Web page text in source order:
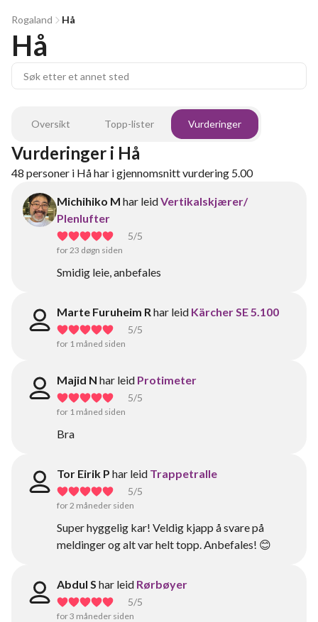
Rogaland Hå
Hå
Oversikt Topp-lister Vurderinger
Vurderinger i Hå
48 personer i Håhar i gjennomsnitt vurdering 5.00
Michihiko M har leidVertikalskjærer/
Plenlufter
5/5
for 23 døgn siden
Smidig leie, anbefales
Marte Furuheim Rhar leid Kärcher SE 5.100
5/5
for 1 måned siden
Majid N har leid Protimeter
5/5
for 1 måned siden
Bra
Tor Eirik P har leid Trappetralle
5/5
for 2 måneder siden
Super hyggelig kar! Veldig kjapp å svare på
meldinger og alt var helt topp. Anbefales! 😊
Abdul S har leid Rørbøyer
5/5
for 3 måneder siden